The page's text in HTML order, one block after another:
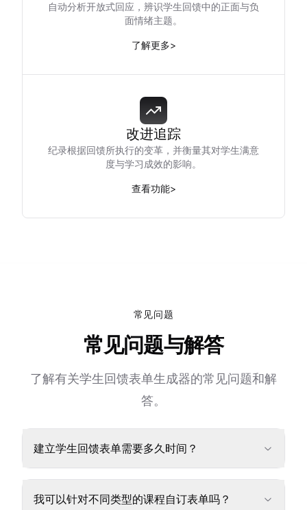
自动分析开放式回应，辨识学生回馈中的正面与负
面情绪主题。
了解更多>
改进追踪
纪录根据回馈所执行的变革，并衡量其对学生满意
度与学习成效的影响。
查看功能>
常见问题
常见问题与解答
了解有关学生回馈表单生成器的常见问题和解
答。
建立学生回馈表单需要多久时间？
我可以针对不同类型的课程自订表单吗？